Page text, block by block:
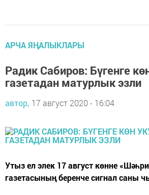
АРЧА ЯҢАЛЫКЛАРЫ
Радик Сабиров: Бүгенге
газетадан матурлык эзли
автор, 17 август 2020 - 16:04
Утыз ел элек 17 август көнне
газетасының беренче сигнал саны